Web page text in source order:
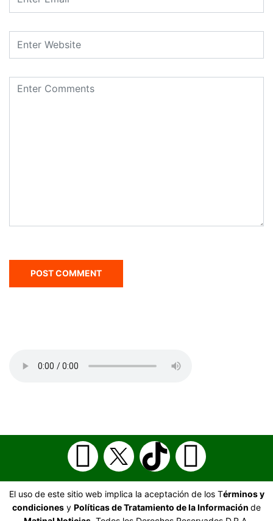
El uso de este sitio web implica la aceptación de los Términos y
condiciones y Políticas de Tratamiento de la Información de